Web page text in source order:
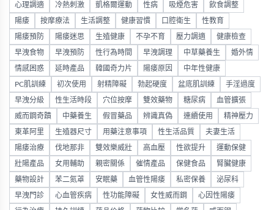
心理調適 冷熱刺激 凱格爾運動 性病 吸煙危害 飲食調整
陽痿 按摩療法 生活調整 健康習慣 口腔衛生 性教育
陽痿預防 陽痿迷思 生殖健康 不孕不育 壓力調適 健康檢查
早洩食物 早洩預防 性行為時間 早洩調理 中草藥養生 婚外情
情感困惑 延時產品 韓國奇力片 陽痿原因 中年性健康
PC肌訓練 初次使用 射精障礙 勃起硬度 盆底肌訓練 手淫過度
早洩分級 性生活時段 穴位按摩 雙效藥物 糖尿病 血管擴張
威而鋼奇蹟 中藥養生 假冒藥品 辨識真偽 連續使用 精神壓力
東革阿里 生殖器尺寸 用藥注意事項 性生活品質 夫妻生活
陽痿治療 伐地那非 雙效樂威壯 高血壓 性欲提升 運動保健
壯陽產品 女用輔助 親密關係 催情產品 保健食品 腎臟健康
藥物設計 苯二氮䓬 安眠藥 血管性陽痿 私密保養 泌尿科
早洩門診 心血管疾病 性功能障礙 女性威而鋼 心因性陽痿